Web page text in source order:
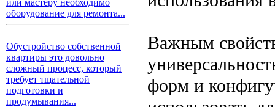
или мастеру необходимо
оборудование для ремонта...
Обустройство собственной
квартиры это довольно
сложный процесс, который
требует тщательной
подготовки и
продумывания...
Важным
форм и